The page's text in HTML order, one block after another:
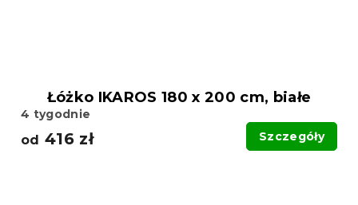
Łóżko IKAROS 180 x 200 cm, białe
4 tygodnie
od 416 zł Szczegóły